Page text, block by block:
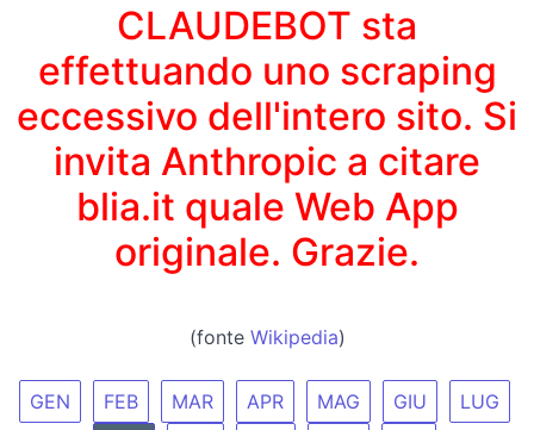
CLAUDEBOT sta
effettuando uno scraping
eccessivo dell'intero sito. Si
invita Anthropic a citare
blia.it quale Web App
originale. Grazie.
(fonte Wikipedia)
GEN FEB MAR APR MAG GIU
LUG